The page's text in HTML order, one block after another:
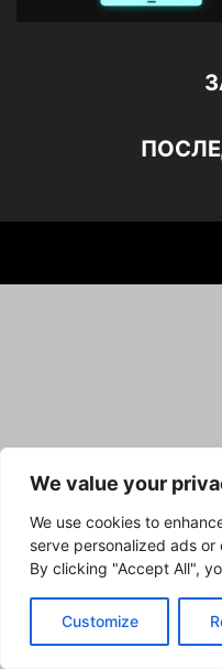
We value your
We use cookies to
serve personalized ads
By clicking "Accept All",
Customize